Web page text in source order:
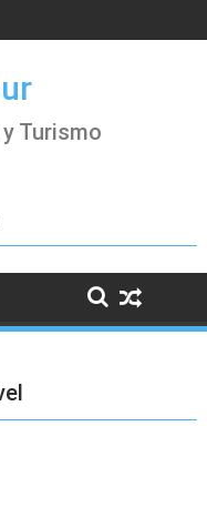
Turismo